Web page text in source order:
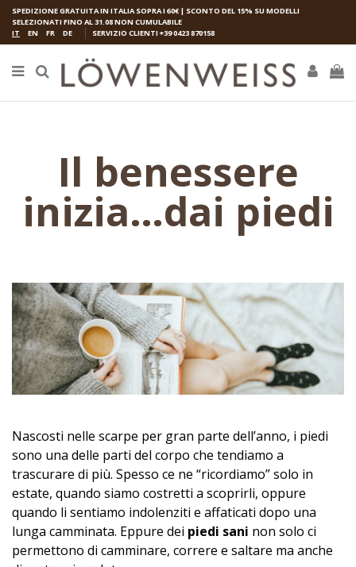
SPEDIZIONE GRATUITA IN ITALIA SOPRA I 60€ | SCONTO DEL 15% SU MODELLI
SELEZIONATI FINO AL 31.08 NON CUMULABILE
IT
EN FR DE SERVIZIO CLIENTI+39 0423 870158
Il benessere
inizia…dai piedi
Nascosti nelle scarpe per gran parte dell’anno, i piedi
sono una delle parti del corpo che tendiamo a
trascurare di più. Spesso ce ne “ricordiamo” solo in
estate, quando siamo costretti a scoprirli, oppure
quando li sentiamo indolenziti e affaticati dopo una
lunga camminata. Eppure dei piedi sani non solo ci
permettono di camminare, correre e saltare ma anche